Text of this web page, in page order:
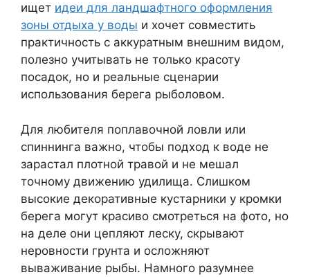
ищет идеи для ландшафтного оформления
зоны отдыха у воды и хочет совместить
практичность с аккуратным внешним видом,
полезно учитывать не только красоту
посадок, но и реальные сценарии
использования берега рыболовом.
Для любителя поплавочной ловли или
спиннинга важно, чтобы подход к воде не
зарастал плотной травой и не мешал
точному движению удилища. Слишком
высокие декоративные кустарники у кромки
берега могут красиво смотреться на фото, но
на деле они цепляют леску, скрывают
неровности грунта и осложняют
вываживание рыбы. Намного разумнее